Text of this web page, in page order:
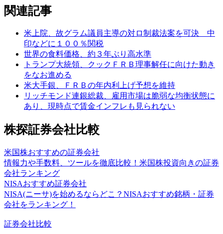
関連記事
米上院、故グラム議員主導の対ロ制裁法案を可決 中
印などに１００％関税
世界の食料価格、約３年ぶり高水準
トランプ大統領、クックＦＲＢ理事解任に向けた動き
をなお進める
米大手銀、ＦＲＢの年内利上げ予想を維持
リッチモンド連銀総裁、雇用市場は脆弱な均衡状態に
あり、現時点で賃金インフレも見られない
株探証券会社比較
米国株おすすめの証券会社
情報力や手数料、ツールを徹底比較！米国株投資向きの証券
会社ランキング
NISAおすすめ証券会社
NISA(ニーサ)を始めるならどこ？NISAおすすめ銘柄・証券
会社をランキング！
証券会社比較